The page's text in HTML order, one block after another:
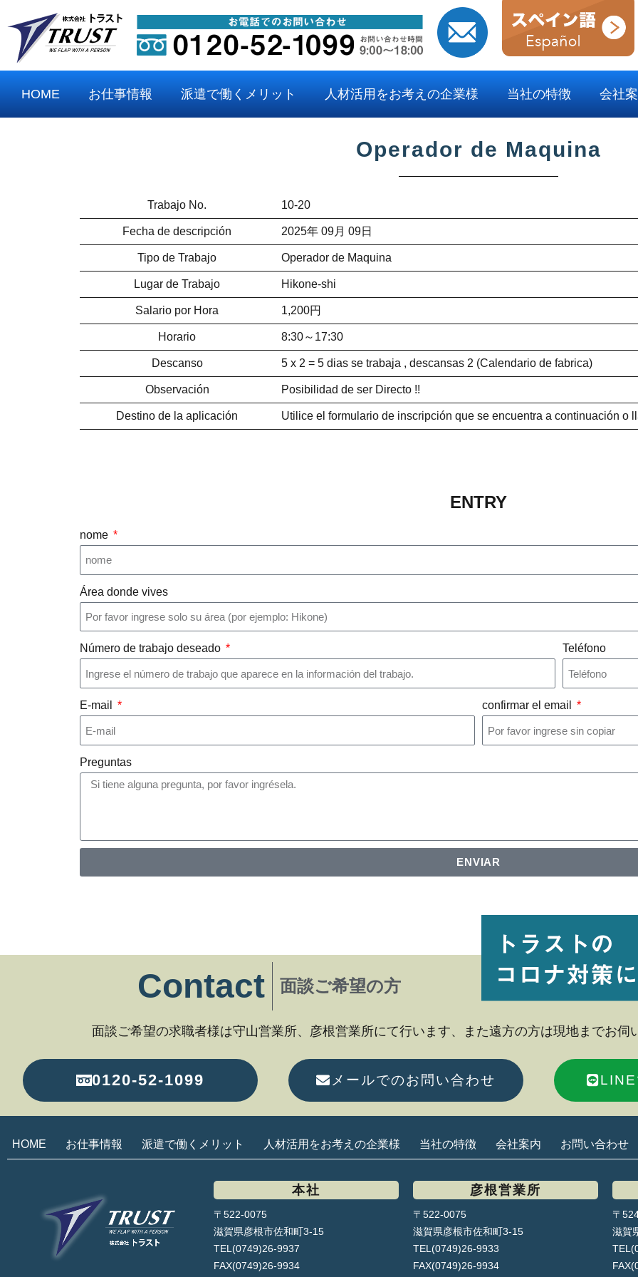
HOME お仕事情報 派遣で働くメリット 人材活用をお考えの企業様 当社の特徴 会社
Operador de Maquina
Trabajo No. 10-20
Fecha de descripción 2025年 09月 09日
Tipo de Trabajo Operador de Maquina
Lugar de Trabajo Hikone-shi
Salario por Hora 1,200円
Horario 8:30～17:30
Descanso 5 x 2 = 5 dias se trabaja , descansas 2 (Calendario de fabrica)
Observación Posibilidad de ser Directo !!
Destino de la aplicación Utilice el formulario de inscripción que se encuentra a continuación o
ENTRY
nome
Área donde vives
Número de trabajo deseado Teléfono
E-mail confirmar el email
Preguntas
ENVIAR
Contact 面談ご希望の方
面談ご希望の求職者様は守山営業所、彦根営業所にて行います、また遠方の方は現地までお伺
0120-52-1099 メールでのお問い合わせ LINE
HOME お仕事情報 派遣で働くメリット 人材活用をお考えの企業様 当社の特徴 会社案内 お問い合わせ
本社
〒522-0075
滋賀県彦根市佐和町3-15
TEL(0749)26-9937
FAX(0749)26-9934
彦根営業所
〒522-0075
滋賀県彦根市佐和町3-15
TEL(0749)26-9933
FAX(0749)26-9934
〒
滋賀